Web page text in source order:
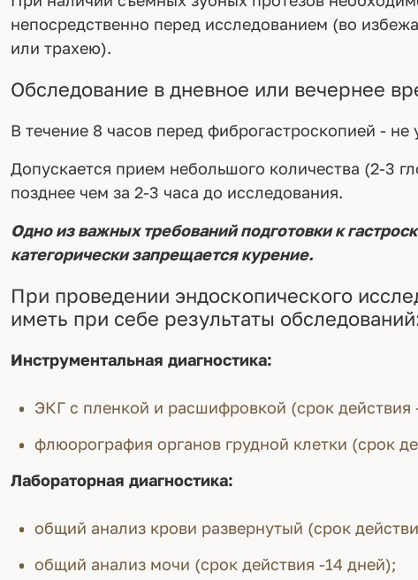
непосредственно перед исследованием (во
или трахею).
Обследование в дневное или вечернее
В течение 8 часов перед фиброгастроскопией - не
Допускается прием небольшого количества (2-3
позднее чем за 2-3 часа до исследования.
Одно из важных требований подготовки к
категорически запрещается курение.
При проведении эндоскопического
иметь при себе результаты
Инструментальная диагностика:
ЭКГ с пленкой и расшифровкой (срок действия
флюорография органов грудной клетки (срок
Лабораторная диагностика:
общий анализ крови развернутый (срок
общий анализ мочи (срок действия -14 дней);